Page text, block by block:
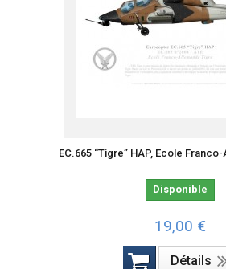
EC.665 “Tigre” HAP, Ecole
Disponible
19,00 €
Détails